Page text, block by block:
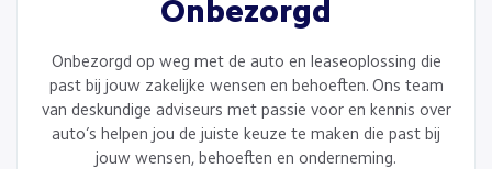
Onbezorgd
Onbezorgd op weg met de auto en leaseoplossing die
past bij jouw zakelijke wensen en behoeften. Ons team
van deskundige adviseurs met passie voor en kennis over
auto’s helpen jou de juiste keuze te maken die past bij
jouw wensen, behoeften en onderneming.